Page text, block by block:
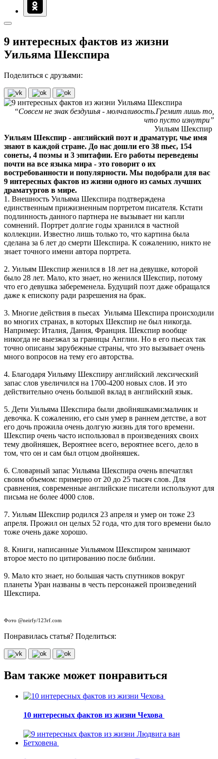
9 интересных фактов из жизни
Уильяма Шекспира
Поделиться с друзьями:
“Совсем не знак бездушья - молчаливость.Гремит лишь то,
что пусто изнутри”
Уильям Шекспир
Уильям Шекспир - английский поэт и драматург, чье имя
знают в каждой стране. До нас дошли его 38 пьес, 154
сонеты, 4 поэмы и 3 эпитафии. Его работы переведены
почти на все языка мира - это говорит о их
востребованности и популярности. Мы подобрали для вас
9 интересных фактов из жизни одного из самых лучших
драматургов в мире.
1. Внешность Уильяма Шекспира подтверждена
единственным прижизненным портретом писателя. Кстати
подлинность данного партнера не вызывает ни капли
сомнений. Портрет долгие годы хранился в частной
коллекции. Известно лишь только то, что картина была
сделана за 6 лет до смерти Шекспира. К сожалению, никто не
знает точного имени автора портрета.
2. Уильям Шекспир женился в 18 лет на девушке, которой
было 28 лет. Мало, кто знает, но женился Шекспир, потому
что его девушка забеременела. Будущий поэт даже обращался
даже к епископу ради разрешения на брак.
3. Многие действия в пьесах Уильяма Шекспира происходили
во многих странах, в которых Шекспир не был никогда.
Например: Италия, Дания, Франция. Шекспир вообще
никогда не выезжал за границы Англии. Но в его пьесах так
точно описаны зарубежные страны, что это вызывает очень
много вопросов на тему его авторства.
4. Благодаря Уильяму Шекспиру английский лексический
запас слов увеличился на 1700-4200 новых слов. И это
действительно очень большой вклад в английский язык.
5. Дети Уильяма Шекспира были двойняшками:мальчик и
девочка. К сожалению, его сын умер в раннем детстве, а вот
его дочь прожила очень долгую жизнь для того времени.
Шекспир очень часто использовал в произведениях своих
тему двойняшек, Вероятнее всего, вероятнее всего, дело в
том, что он и сам был отцом двойняшек.
6. Словарный запас Уильяма Шекспира очень впечатлял
своим объемом: примерно от 20 до 25 тысяч слов. Для
сравнения, современные английские писатели используют для
письма не более 4000 слов.
7. Уильям Шекспир родился 23 апреля и умер он тоже 23
апреля. Прожил он целых 52 года, что для того времени было
тоже очень даже хорошо.
8. Книги, написанные Уильямом Шекспиром занимают
второе место по цитированию после библии.
9. Мало кто знает, но большая часть спутников вокруг
планеты Уран названы в честь персонажей произведений
Шекспира.
Фото @neirfy/123rf.com
Понравилась статья? Поделиться:
Вам также может понравиться
10 интересных фактов из жизни Чехова